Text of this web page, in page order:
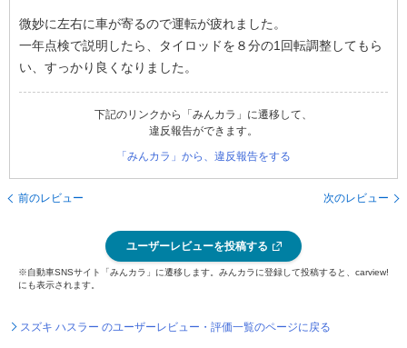
微妙に左右に車が寄るので運転が疲れました。
一年点検で説明したら、タイロッドを８分の1回転調整してもら
い、すっかり良くなりました。
下記のリンクから「みんカラ」に遷移して、
違反報告ができます。
「みんカラ」から、違反報告をする
前のレビュー 次のレビュー
ユーザーレビューを投稿する
※自動車SNSサイト「みんカラ」に遷移します。みんカラに登録して投稿すると、carview!
にも表示されます。
スズキ ハスラー のユーザーレビュー・評価一覧のページに戻る